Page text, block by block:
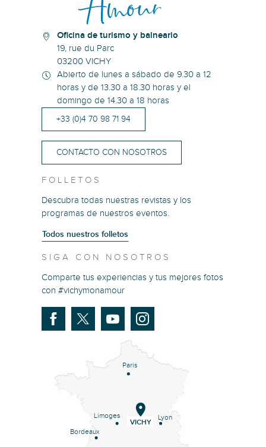
Oficina de turismo y balneario
19, rue du Parc
03200 VICHY
Abierto de lunes a sábado de 9.30 a 12
horas y de 13.30 a 18.30 horas y el
domingo de 14.30 a 18 horas
+33 (0)4 70 98 71 94
CONTACTO CON NOSOTROS
FOLLETOS
Descubra todas nuestras revistas y los
programas de nuestros eventos.
Todos nuestros folletos
SIGA CON NOSOTROS
Comparte tus experiencias y tus mejores fotos
con #vichymonamour
Paris
Lyon
Limoges
Bordeaux
VICHY